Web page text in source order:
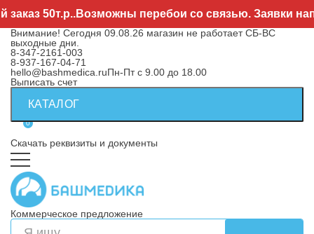
50т.р..Возможны перебои со связью. Заявки
Внимание! Сегодня 09.08.26 магазин не работает СБ-ВС
выходные дни.
8-347-2161-003
8-937-167-04-71
hello@bashmedica.ruПн-Пт с 9.00 до 18.00
Выписать счет
КАТАЛОГ
0
Скачать реквизиты и документы
Коммерческое предложение